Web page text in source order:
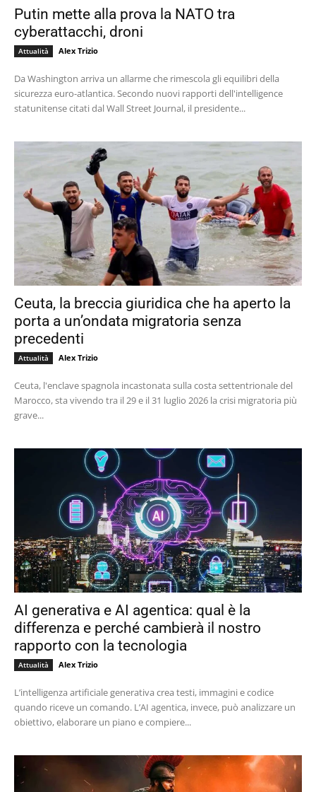
Putin mette alla prova la NATO tra
cyberattacchi, droni
Attualità Alex Trizio
Da Washington arriva un allarme che rimescola gli equilibri della
sicurezza euro-atlantica. Secondo nuovi rapporti dell'intelligence
statunitense citati dal Wall Street Journal, il presidente...
Ceuta, la breccia giuridica che ha aperto la
porta a un’ondata migratoria senza
precedenti
Attualità Alex Trizio
Ceuta, l'enclave spagnola incastonata sulla costa settentrionale del
Marocco, sta vivendo tra il 29 e il 31 luglio 2026 la crisi migratoria più
grave...
AI generativa e AI agentica: qual è la
differenza e perché cambierà il nostro
rapporto con la tecnologia
Attualità Alex Trizio
L’intelligenza artificiale generativa crea testi, immagini e codice
quando riceve un comando. L’AI agentica, invece, può analizzare un
obiettivo, elaborare un piano e compiere...